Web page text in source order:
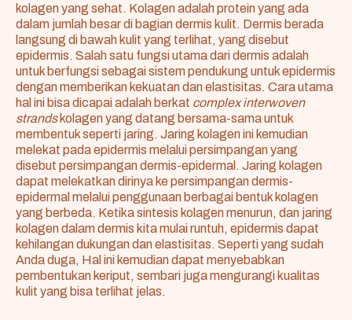
kolagen yang sehat. Kolagen adalah protein yang ada
dalam jumlah besar di bagian dermis kulit. Dermis berada
langsung di bawah kulit yang terlihat, yang disebut
epidermis. Salah satu fungsi utama dari dermis adalah
untuk berfungsi sebagai sistem pendukung untuk epidermis
dengan memberikan kekuatan dan elastisitas. Cara utama
hal ini bisa dicapai adalah berkat complex interwoven
strandskolagen yang datang bersama-sama untuk
membentuk seperti jaring. Jaring kolagen ini kemudian
melekat pada epidermis melalui persimpangan yang
disebut persimpangan dermis-epidermal. Jaring kolagen
dapat melekatkan dirinya ke persimpangan dermis-
epidermal melalui penggunaan berbagai bentuk kolagen
yang berbeda. Ketika sintesis kolagen menurun, dan jaring
kolagen dalam dermis kita mulai runtuh, epidermis dapat
kehilangan dukungan dan elastisitas. Seperti yang sudah
Anda duga, Hal ini kemudian dapat menyebabkan
pembentukan keriput, sembari juga mengurangi kualitas
kulit yang bisa terlihat jelas.